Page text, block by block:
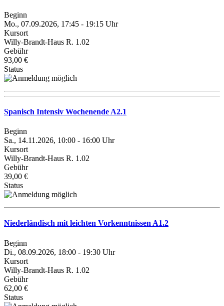
Beginn
Mo., 07.09.2026, 17:45 - 19:15 Uhr
Kursort
Willy-Brandt-Haus R. 1.02
Gebühr
93,00 €
Status
Spanisch Intensiv Wochenende A2.1
Beginn
Sa., 14.11.2026, 10:00 - 16:00 Uhr
Kursort
Willy-Brandt-Haus R. 1.02
Gebühr
39,00 €
Status
Niederländisch mit leichten Vorkenntnissen A1.2
Beginn
Di., 08.09.2026, 18:00 - 19:30 Uhr
Kursort
Willy-Brandt-Haus R. 1.02
Gebühr
62,00 €
Status